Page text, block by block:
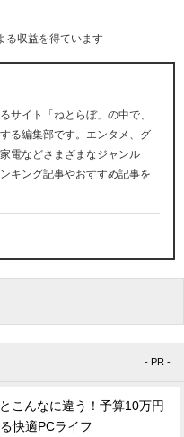
る収益を得ています
サイト「ねとらぼ」の中で、
る編集部です。エンタメ、グ
電などさまざまなジャンル
キング記事やおすすめ記事を
- PR -
こんなに違う！予算10万円
快適PCライフ